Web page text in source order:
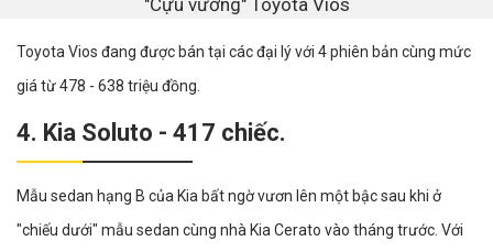
Toyota Vios đang được bán tại các đại lý với 4 phiên bản cùng mức
giá từ 478 - 638 triệu đồng.
4. Kia Soluto - 417 chiếc.
Mẫu sedan hạng B của Kia bất ngờ vươn lên một bậc sau khi ở
"chiếu dưới" mẫu sedan cùng nhà Kia Cerato vào tháng trước. Với